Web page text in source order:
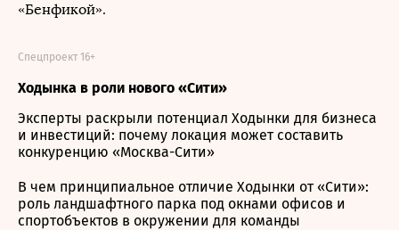
«Бенфикой».
Ходынка в роли нового «Сити»
Спецпроект 16+
Эксперты раскрыли потенциал Ходынки для бизнеса
и инвестиций: почему локация может составить
конкуренцию «Москва-Сити»
В чем принципиальное отличие Ходынки от «Сити»:
роль ландшафтного парка под окнами офисов и
спортобъектов в окружении для команды